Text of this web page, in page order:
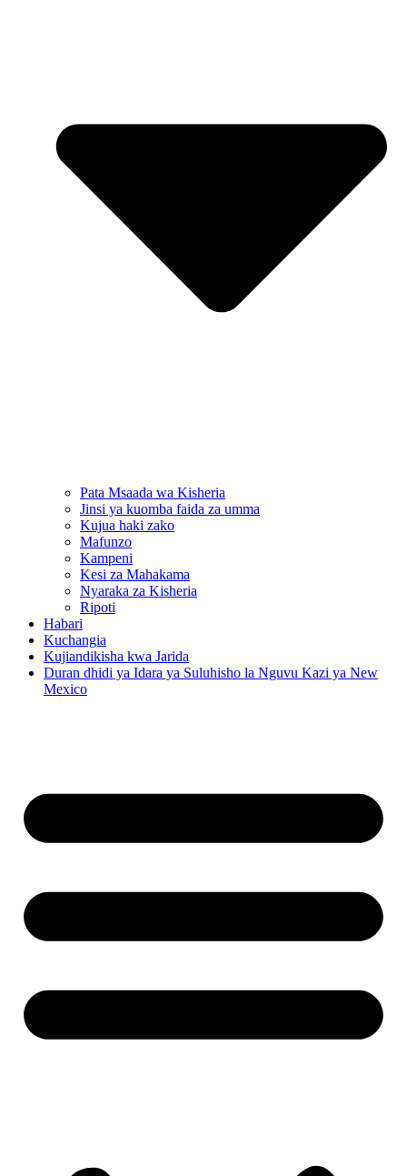
Pata Msaada wa Kisheria
Jinsi ya kuomba faida za umma
Kujua haki zako
Mafunzo
Kampeni
Kesi za Mahakama
Nyaraka za Kisheria
Ripoti
Habari
Kuchangia
Kujiandikisha kwa Jarida
Duran dhidi ya Idara ya Suluhisho la Nguvu Kazi ya New
Mexico